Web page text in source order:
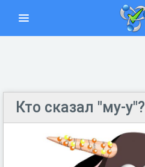
Кто сказал "му-у"?